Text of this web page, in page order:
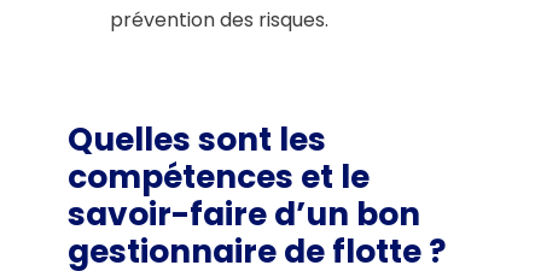
prévention des risques.
Quelles sont les
compétences et le
savoir-faire d’un bon
gestionnaire de flotte ?